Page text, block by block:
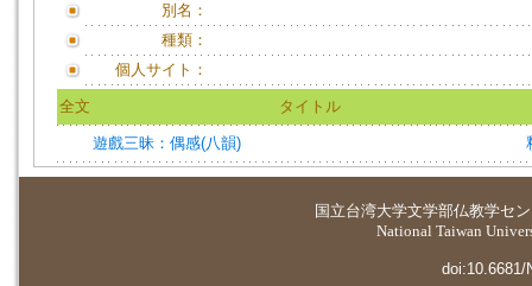
別名：
種類：
個人サイト：
全文 タイトル
遊戲三昧：偶感(八韻)
国立台湾大学文学部仏教学セ
National Taiwan
doi:10.6681/